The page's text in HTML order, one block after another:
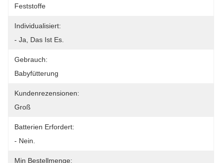
Feststoffe
Individualisiert:
- Ja, Das Ist Es.
Gebrauch:
Babyfütterung
Kundenrezensionen:
Groß
Batterien Erfordert:
- Nein.
Min Bestellmenge: